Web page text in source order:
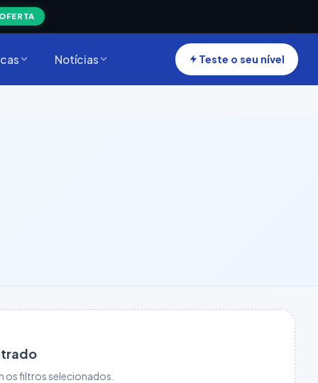
Notícias Teste o seu nível
filtros selecionados.